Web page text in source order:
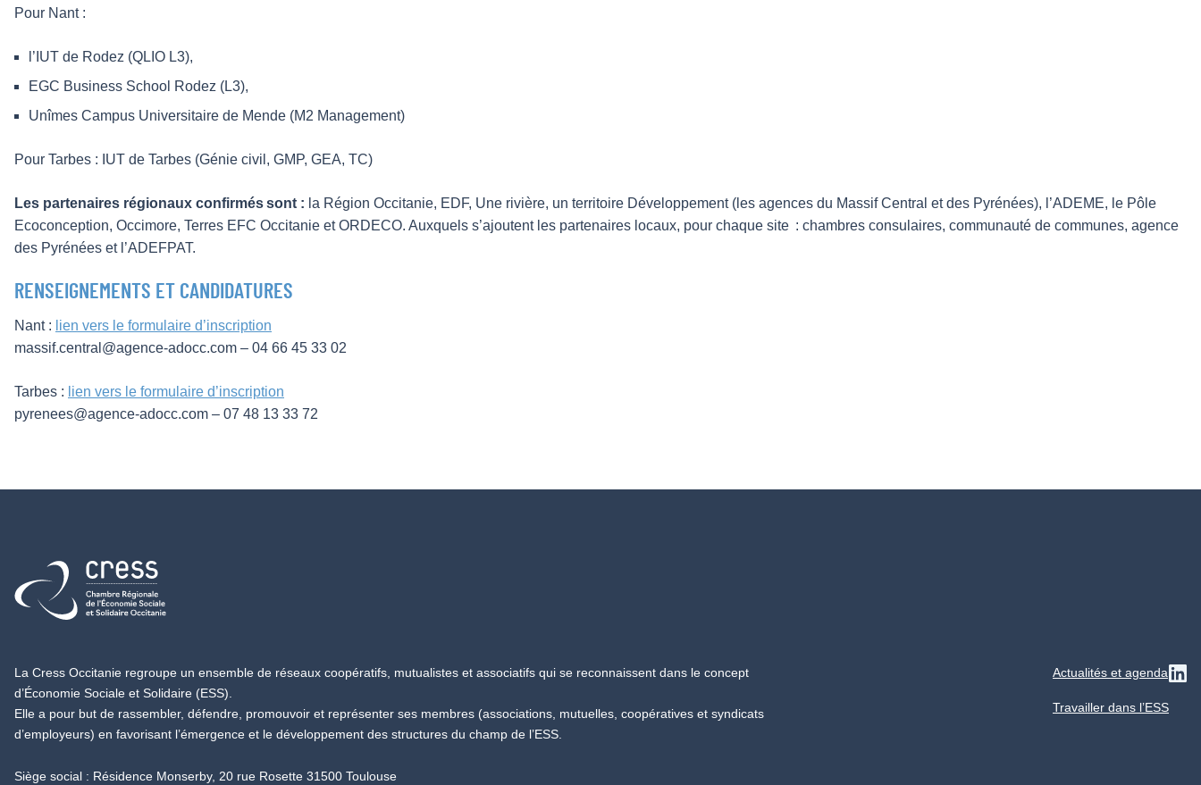
Pour Nant :
l’IUT de Rodez (QLIO L3),
EGC Business School Rodez (L3),
Unîmes Campus Universitaire de Mende (M2 Management)
Pour Tarbes : IUT de Tarbes (Génie civil, GMP, GEA, TC)
Les partenaires régionaux confirmés sont : la Région Occitanie, EDF, Une rivière, un territoire Développement (les agences du Massif Central et des Pyrénées), l’ADEME, le Pôle
Ecoconception, Occimore, Terres EFC Occitanie et ORDECO. Auxquels s’ajoutent les partenaires locaux, pour chaque site : chambres consulaires, communauté de communes, agence
des Pyrénées et l’ADEFPAT.
RENSEIGNEMENTS ET CANDIDATURES
Nant : lien vers le formulaire d’inscription
massif.central@agence-adocc.com – 04 66 45 33 02
Tarbes : lien vers le formulaire d’inscription
pyrenees@agence-adocc.com – 07 48 13 33 72
Retour à l'accueil
La Cress Occitanie regroupe un ensemble de réseaux coopératifs, mutualistes et associatifs qui se reconnaissent dans le concept
d’Économie Sociale et Solidaire (ESS).
Elle a pour but de rassembler, défendre, promouvoir et représenter ses membres (associations, mutuelles, coopératives et syndicats
d’employeurs) en favorisant l’émergence et le développement des structures du champ de l’ESS.
Siège social : Résidence Monserby, 20 rue Rosette 31500 Toulouse
Actualités et agenda
Travailler dans l’ESS